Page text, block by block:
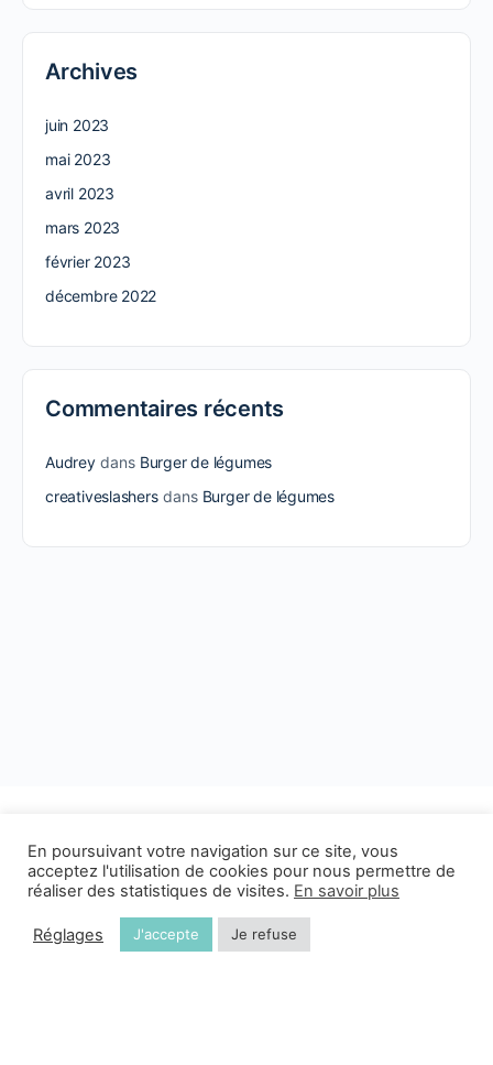
Archives
juin 2023
mai 2023
avril 2023
mars 2023
février 2023
décembre 2022
Commentaires récents
Audreydans Burger de légumes
creativeslashersdans Burger de légumes
© 2026 - C' à ma Portée est une plateforme du
En poursuivant votre navigation sur ce site, vous
acceptez l'utilisation de cookies pour nous permettre de
réaliser des statistiques de visites. En savoir plus
Réglages J'accepte Je refuse